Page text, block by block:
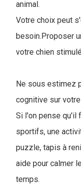
animal.
Votre choix peut
besoin.Proposer
votre chien
Ne sous estimez
cognitive sur votre
Si l'on pense qu'il
sportifs, une
puzzle, tapis à
aide pour calmer
temps.